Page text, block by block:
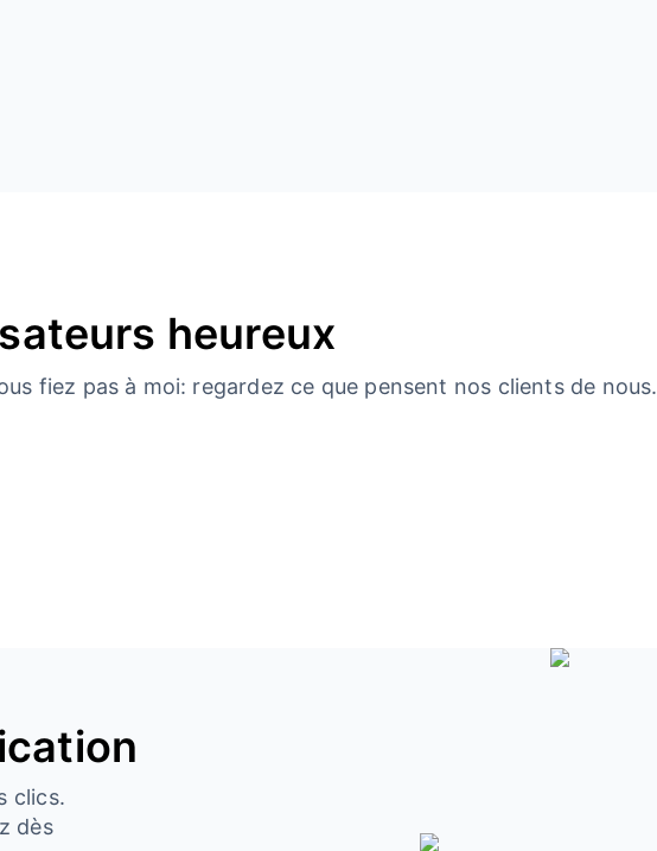
heureux
fiez pas à moi: regardez ce que pensent nos clients de nous.
clics.
dès